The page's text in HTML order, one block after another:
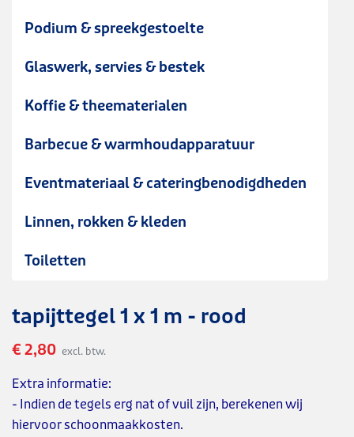
Podium & spreekgestoelte
Glaswerk, servies & bestek
Koffie & theematerialen
Barbecue & warmhoudapparatuur
Eventmateriaal & cateringbenodigdheden
Linnen, rokken & kleden
Toiletten
tapijttegel 1 x 1 m - rood
€ 2,80 excl. btw.
Extra informatie:
- Indien de tegels erg nat of vuil zijn, berekenen wij
hiervoor schoonmaakkosten.